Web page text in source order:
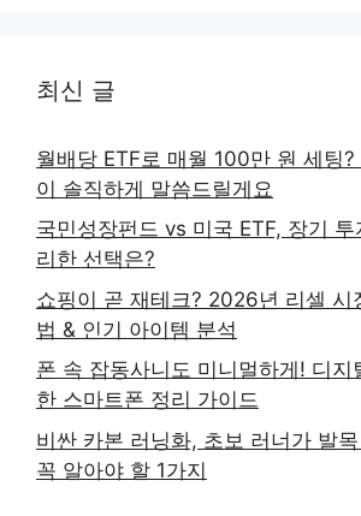
최신 글
월배당 ETF로 매월 100만 원 세팅
이 솔직하게 말씀드릴게요
국민성장펀드 vs 미국 ETF, 장기
리한 선택은?
쇼핑이 곧 재테크? 2026년 리셀 시
법 & 인기 아이템 분석
폰 속 잡동사니도 미니멀하게! 디지
한 스마트폰 정리 가이드
비싼 카본 러닝화, 초보 러너가 발
꼭 알아야 할 1가지